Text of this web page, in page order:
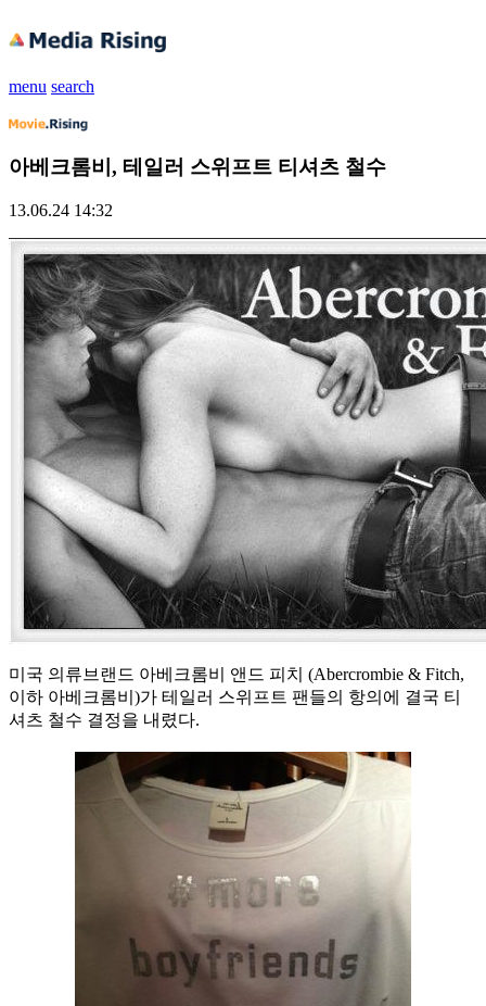
menu search
아베크롬비, 테일러 스위프트 티셔츠 철수
13.06.24 14:32
미국 의류브랜드 아베크롬비 앤드 피치 (Abercrombie & Fitch,
이하 아베크롬비)가 테일러 스위프트 팬들의 항의에 결국 티
셔츠 철수 결정을 내렸다.